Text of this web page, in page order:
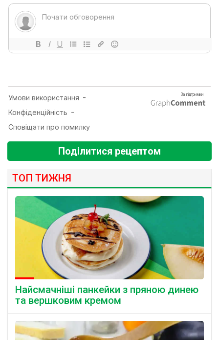
Поділитися рецептом
ТОП ТИЖНЯ
Найсмачніші панкейки з пряною динею
та вершковим кремом